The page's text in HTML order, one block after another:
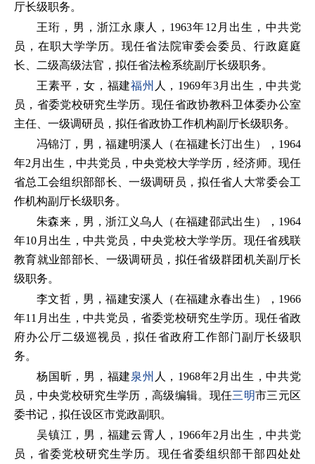
厅长级职务。
王珩，男，浙江永康人，1963年12月出生，中共党
员，在职大学学历。现任省法院审委会委员、行政庭庭
长、二级高级法官，拟任省法检系统副厅长级职务。
王素平，女，福建福州 人，1969年3月出生，中共党
员，省委党校研究生学历。现任省政协教科卫体委办公室
主任、一级调研员，拟任省政协工作机构副厅长级职务。
冯锦汀，男，福建明溪人（在福建长汀出生），1964
年2月出生，中共党员，中央党校大学学历，经济师。现任
省总工会组织部部长、一级调研员，拟任省人大常委会工
作机构副厅长级职务。
朱森来，男，浙江义乌人（在福建邵武出生），1964
年10月出生，中共党员，中央党校大学学历。现任省残联
教育就业部部长、一级调研员，拟任省级群团机关副厅长
级职务。
李文哲，男，福建安溪人（在福建永春出生），1966
年11月出生，中共党员，省委党校研究生学历。现任省政
府办公厅二级巡视员，拟任省政府工作部门副厅长级职
务。
杨国昕，男，福建泉州 人，1968年2月出生，中共党
员，中央党校研究生学历，高级编辑。现任三明市三元区
委书记，拟任设区市党政副职。
吴镇江，男，福建云霄人，1966年2月出生，中共党
员，省委党校研究生学历。现任省委组织部干部四处处